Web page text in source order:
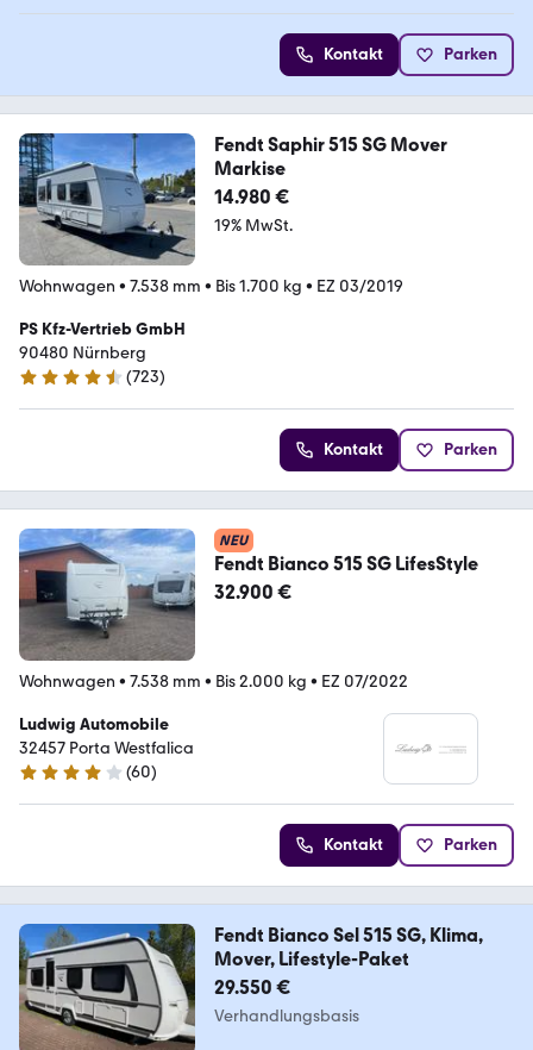
Kontakt Parken
Fendt Saphir 515 SG Mover
Markise
14.980 €
19% MwSt.
Wohnwagen • 7.538 mm • Bis 1.700 kg • EZ 03/2019
PS Kfz-Vertrieb GmbH
90480 Nürnberg
4.7 Sterne
(723)
Kontakt Parken
NEU
Fendt Bianco 515 SG LifesStyle
32.900 €
Wohnwagen • 7.538 mm • Bis 2.000 kg • EZ 07/2022
Ludwig Automobile
32457 Porta Westfalica
4 Sterne
(60)
Kontakt Parken
Fendt Bianco Sel 515 SG, Klima,
Mover, Lifestyle-Paket
29.550 €
Verhandlungsbasis